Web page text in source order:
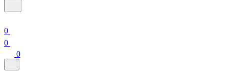
0
0
0